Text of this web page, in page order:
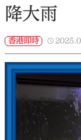
降大雨
香港即時